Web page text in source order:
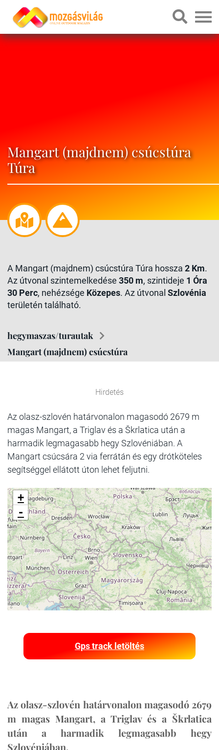
Mangart (majdnem) csúcstúra
Túra
A Mangart (majdnem) csúcstúra Túra hossza 2 Km.
Az útvonal szintemelkedése 350 m, szintideje 1 Óra
30 Perc, nehézsége Közepes. Az útvonal Szlovénia
területén található.
hegymaszas/turautak
Mangart (majdnem) csúcstúra
Hirdetés
Az olasz-szlovén határvonalon magasodó 2679 m
magas Mangart, a Triglav és a Škrlatica után a
harmadik legmagasabb hegy Szlovéniában. A
Mangart csúcsára 2 via ferrátán és egy drótköteles
segítséggel ellátott úton lehet feljutni.
+
-
Gps track letöltés
Az olasz-szlovén határvonalon magasodó 2679
m magas Mangart, a Triglav és a Škrlatica
után a harmadik legmagasabb hegy
Szlovéniában.